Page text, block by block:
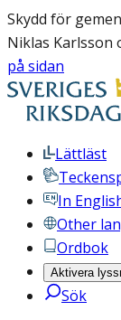
Skydd för
Niklas Karlsson
på sidan
Lättläst
In
Other
Ordbok
Aktivera
Sök